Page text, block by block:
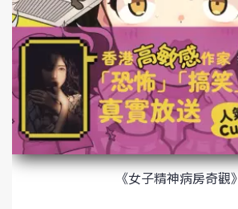
《女子精神病房奇觀》